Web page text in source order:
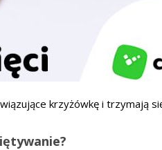
krzyżówkę i trzymają